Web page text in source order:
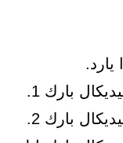
بارك 1.
بارك 2.